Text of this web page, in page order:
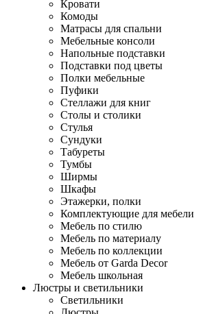
Кровати
Комоды
Матрасы для спальни
Мебельные консоли
Напольные подставки
Подставки под цветы
Полки мебельные
Пуфики
Стеллажи для книг
Столы и столики
Стулья
Сундуки
Табуреты
Тумбы
Ширмы
Шкафы
Этажерки, полки
Комплектующие для мебели
Мебель по стилю
Мебель по материалу
Мебель по коллекции
Мебель от Garda Decor
Мебель школьная
Люстры и светильники
Светильники